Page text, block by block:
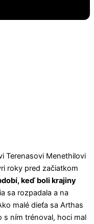
Terenasovi Menethilovi
roky pred začiatkom
keď boli krajiny
sa rozpadala a na
malé dieťa sa Arthas
s ním trénoval, hoci mal